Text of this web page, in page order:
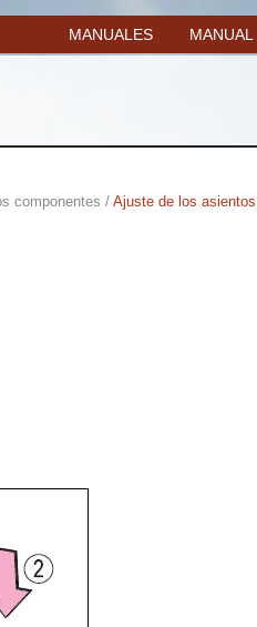
MANUALES
componentes / Ajuste de los asientos